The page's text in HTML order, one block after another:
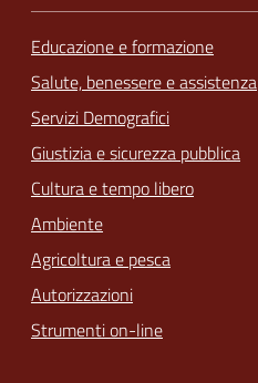
Educazione e formazione
Salute, benessere e assistenza
Servizi Demografici
Giustizia e sicurezza pubblica
Cultura e tempo libero
Ambiente
Agricoltura e pesca
Autorizzazioni
Strumenti on-line